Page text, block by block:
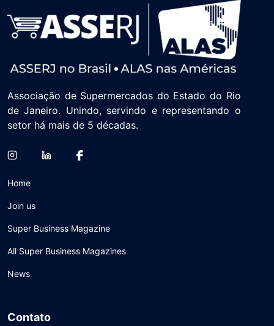
Associação de Supermercados do Estado do Rio
de Janeiro. Unindo, servindo e representando o
setor há mais de 5 décadas.
Home
Join us
Super Business Magazine
All Super Business Magazines
News
Contato